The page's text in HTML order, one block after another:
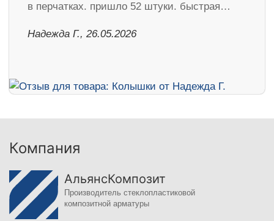
в перчатках. пришло 52 штуки. быстрая…
Надежда Г., 26.05.2026
Компания
АльянсКомпозит
Производитель стеклопластиковой
композитной арматуры